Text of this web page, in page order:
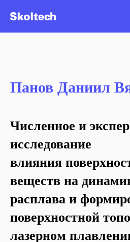
Панов Даниил
Численное и
исследование
влияния
веществ на
расплава и
поверхностной
лазерном